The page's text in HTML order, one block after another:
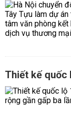
Thiết kế quốc